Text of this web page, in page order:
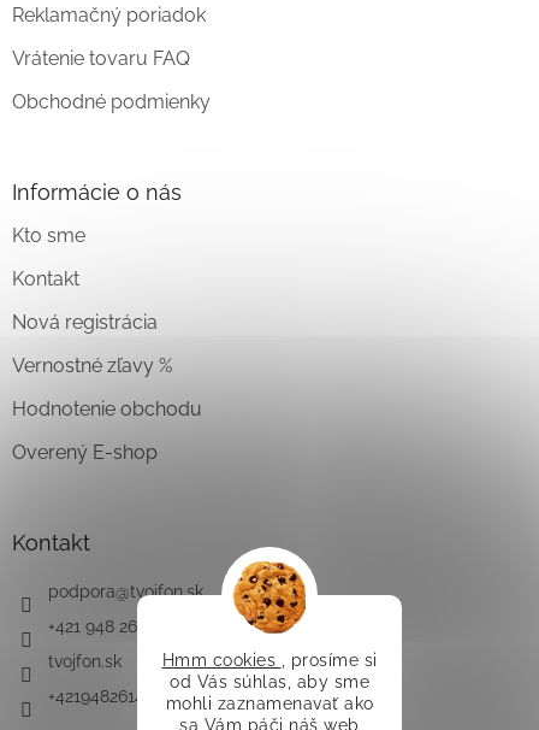
Hmm cookies
, prosíme si
od Vás súhlas, aby sme
mohli zaznamenavať ako
sa Vám páči náš web
Reklamačný poriadok
Vrátenie tovaru FAQ
Obchodné podmienky
Informácie o nás
Kto sme
Kontakt
Nová registrácia
Vernostné zľavy %
Hodnotenie obchodu
Overený E-shop
Kontakt
podpora@tvojfon.sk
+421 948 261 491
tvojfon.sk
+421948261491